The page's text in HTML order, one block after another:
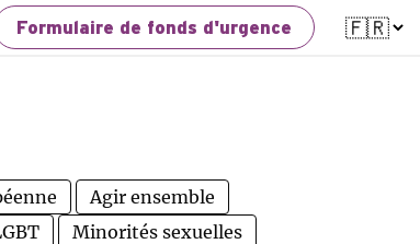
Formulaire de fonds d'urgence
Agir ensemble
Minorités sexuelles